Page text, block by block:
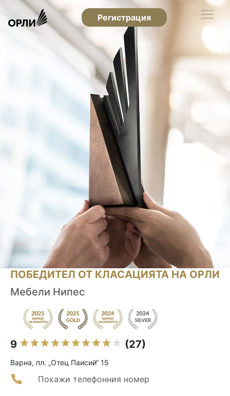
Регистрация
ПОБЕДИТЕЛ ОТ КЛАСАЦИЯТА НА ОРЛИ
Мебели Нипес
9 (27)
Варна, пл. „Отец Паисий“ 15
Покажи телефонния номер